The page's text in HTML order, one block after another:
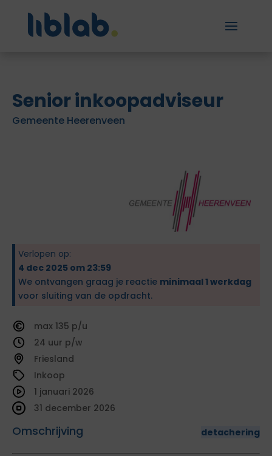
Senior inkoopadviseur
Gemeente Heerenveen
Verlopen op:
4 dec 2025 om 23:59
We ontvangen graag je reactie minimaal 1 werkdag
voor sluiting van de opdracht.
135
24
Friesland
Inkoop
Omschrijving detachering
1 januari 2026
31 december 2026